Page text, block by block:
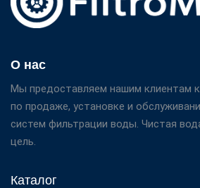
О нас
Мы предоставляем нашим клиентам
по продаже, установке и
систем фильтрации воды. Чистая
цель.
Каталог